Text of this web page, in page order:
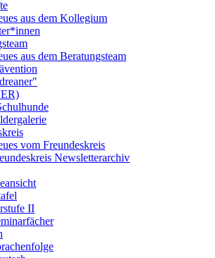
aus dem Kollegium
aus dem Beratungsteam
vom Freundeskreis
Newsletterarchiv
II